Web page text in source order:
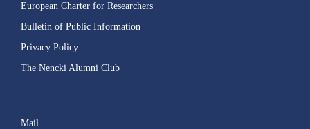
European Charter for Researchers
Bulletin of Public Information
Privacy Policy
The Nencki Alumni Club
Mail